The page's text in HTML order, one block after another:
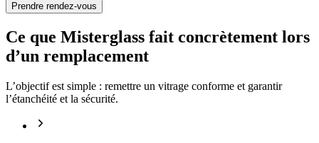
Prendre rendez-vous
Ce que Misterglass fait concrètement lors
d’un remplacement
L’objectif est simple : remettre un vitrage conforme et garantir
l’étanchéité et la sécurité.